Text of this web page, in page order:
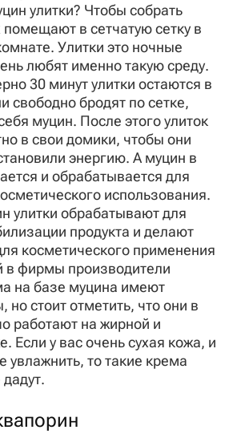
улитки? Чтобы собрать
помещают в сетчатую сетку в
Улитки это ночные
любят именно такую среду.
30 минут улитки остаются в
свободно бродят по сетке,
муцин. После этого улиток
в свои домики, чтобы они
энергию. А муцин в
и обрабатывается для
использования.
улитки обрабатывают для
продукта и делают
косметического применения
в ​​фирмы производители
на базе муцина имеют
стоит отметить, что они в
работают на жирной и
Если у вас очень сухая кожа, и
увлажнить, то такие крема